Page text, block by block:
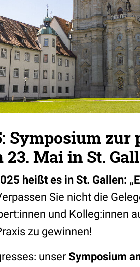
Symposium zur
Mai in St.
heißt es in St. Gallen:
Sie nicht die
und Kolleg:innen
zu gewinnen!
unserSymposium